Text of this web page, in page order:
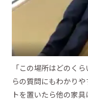
「この場所はどのく
らの質問にもわかり
トを置いたら他の家